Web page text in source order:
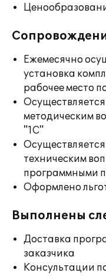
Ежемесячно
установка
рабочее место
методическим
"1С"
техническим
программными
Оформлено
Выполнены
Доставка
заказчика
Консультации